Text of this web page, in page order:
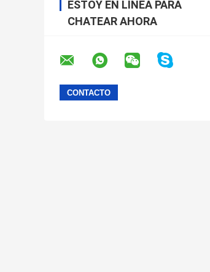
ESTOY EN LÍNEA PARA
CHATEAR AHORA